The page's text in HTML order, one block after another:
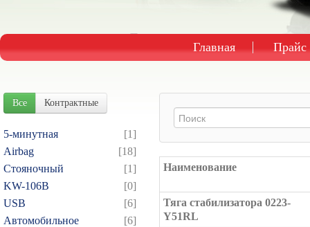
Главная Прайс
Все Контрактные
5-минутная
[1]
Airbag
[18]
Cтояночный
[1]
KW-106B
[0]
USB
[6]
Автомобильное
[6]
Наименование
Тяга стабилизатора 0223-
Y51RL